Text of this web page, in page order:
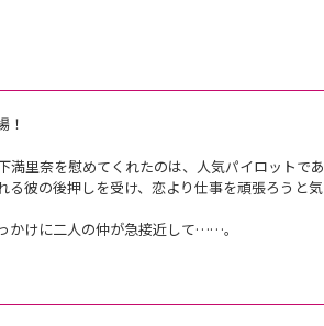
！
里奈を慰めてくれたのは、人気パイロットであ
彼の後押しを受け、恋より仕事を頑張ろうと気
かけに二人の仲が急接近して……。